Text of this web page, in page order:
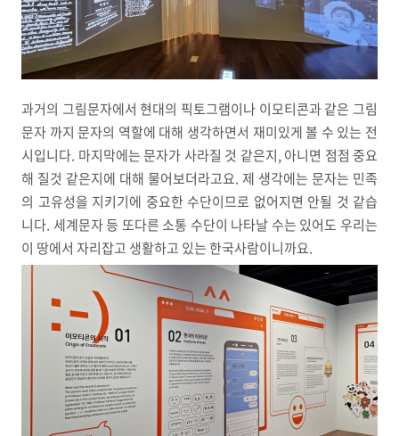
과거의 그림문자에서 현대의 픽토그램이나 이모티콘과 같은 그림
문자 까지 문자의 역할에 대해 생각하면서 재미있게 볼 수 있는 전
시입니다. 마지막에는 문자가 사라질 것 같은지, 아니면 점점 중요
해 질것 같은지에 대해 물어보더라고요. 제 생각에는 문자는 민족
의 고유성을 지키기에 중요한 수단이므로 없어지면 안될 것 같습
니다. 세계문자 등 또다른 소통 수단이 나타날 수는 있어도 우리는
이 땅에서 자리잡고 생활하고 있는 한국사람이니까요.